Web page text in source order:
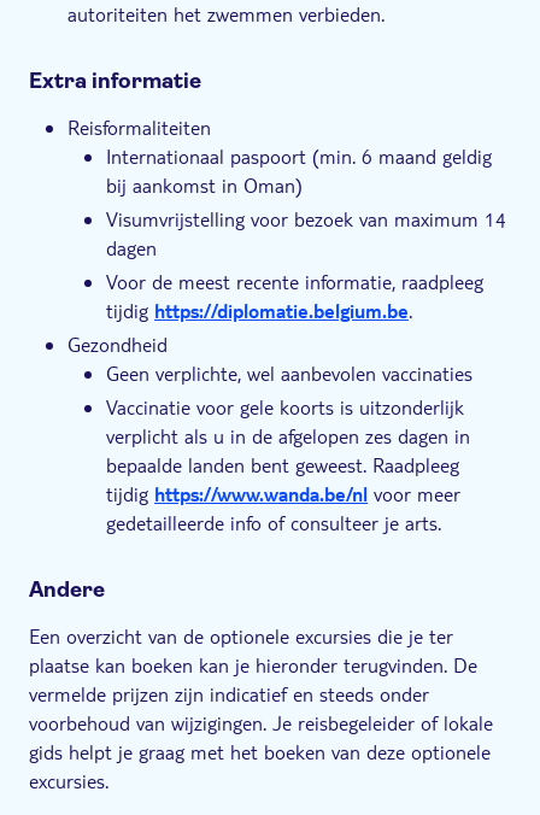
autoriteiten het zwemmen verbieden.
Extra informatie
Reisformaliteiten
Internationaal paspoort (min. 6 maand geldig
bij aankomst in Oman)
Visumvrijstelling voor bezoek van maximum 14
dagen
Voor de meest recente informatie, raadpleeg
tijdig https://diplomatie.belgium.be.
Gezondheid
Geen verplichte, wel aanbevolen vaccinaties
Vaccinatie voor gele koorts is uitzonderlijk
verplicht als u in de afgelopen zes dagen in
bepaalde landen bent geweest. Raadpleeg
tijdig https://www.wanda.be/nl voor meer
gedetailleerde info of consulteer je arts.
Andere
Een overzicht van de optionele excursies die je ter
plaatse kan boeken kan je hieronder terugvinden. De
vermelde prijzen zijn indicatief en steeds onder
voorbehoud van wijzigingen. Je reisbegeleider of lokale
gids helpt je graag met het boeken van deze optionele
excursies.